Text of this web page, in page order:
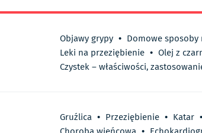
Objawy grypy • Domowe sposoby
Leki na przeziębienie • Olej z
Czystek – właściwości,
Gruźlica • Przeziębienie • Katar •